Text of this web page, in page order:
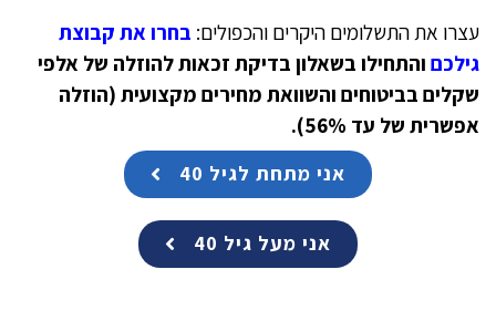
עצרו את התשלומים היקרים והכפולים: בחרו את קבוצת
גילכם והתחילו בשאלון בדיקת זכאות להוזלה של אלפי
שקלים בביטוחים והשוואת מחירים מקצועית (הוזלה
אפשרית של עד 56%).
אני מתחת לגיל 40
אני מעל גיל 40